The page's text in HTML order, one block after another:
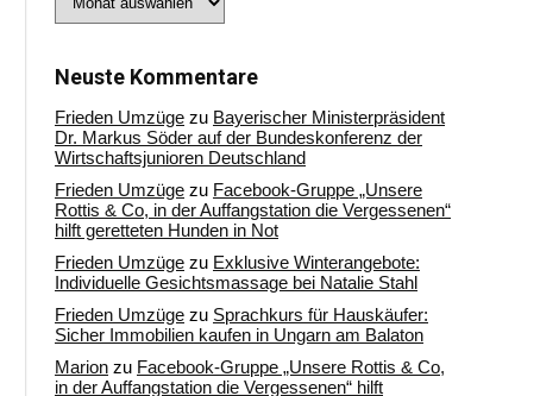
Sie
Archiv
Neuste Kommentare
Frieden Umzüge zu Bayerischer Ministerpräsident
Dr. Markus Söder auf der Bundeskonferenz der
Wirtschaftsjunioren Deutschland
Frieden Umzüge zu Facebook-Gruppe „Unsere
Rottis & Co, in der Auffangstation die Vergessenen“
hilft geretteten Hunden in Not
Frieden Umzüge zu Exklusive Winterangebote:
Individuelle Gesichtsmassage bei Natalie Stahl
Frieden Umzüge zu Sprachkurs für Hauskäufer:
Sicher Immobilien kaufen in Ungarn am Balaton
Marion zu Facebook-Gruppe „Unsere Rottis & Co,
in der Auffangstation die Vergessenen“ hilft